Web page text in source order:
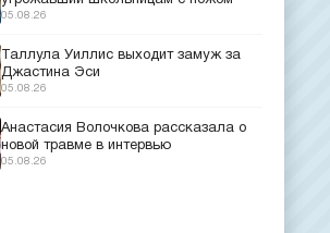
05.08.26
Таллула Уиллис выходит замуж за
Джастина Эси
05.08.26
Анастасия Волочкова рассказала о
новой травме в интервью
05.08.26